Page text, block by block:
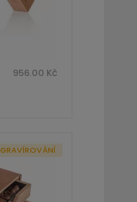
956.00 Kč
GRAVÍROVÁNÍ